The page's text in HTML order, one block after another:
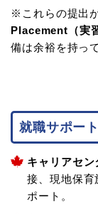
※これらの提出
Placement（実
備は余裕を持っ
就職サポー
キャリアセン
接、現地保育
ポート。